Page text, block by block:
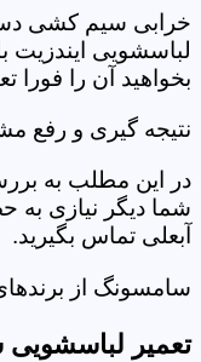
خرابی سیم کشی
لباسشویی ایندزیت
بخواهید آن را فورا
نتیجه گیری و رفع
در این مطلب به
شما دیگر نیازی به
آبعلی تماس بگیرید.
سامسونگ از
تعمیر